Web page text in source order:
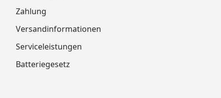
Zahlung
Versandinformationen
Serviceleistungen
Batteriegesetz